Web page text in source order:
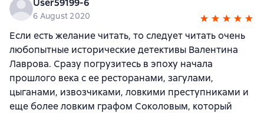
6 August 2020
Если есть желание читать, то следует читать очень
любопытные исторические детективы Валентина
Лаврова. Сразу погрузитесь в эпоху начала
прошлого века с ее ресторанами, загулами,
цыганами, извозчиками, ловкими преступниками и
еще более ловким графом Соколовым, который